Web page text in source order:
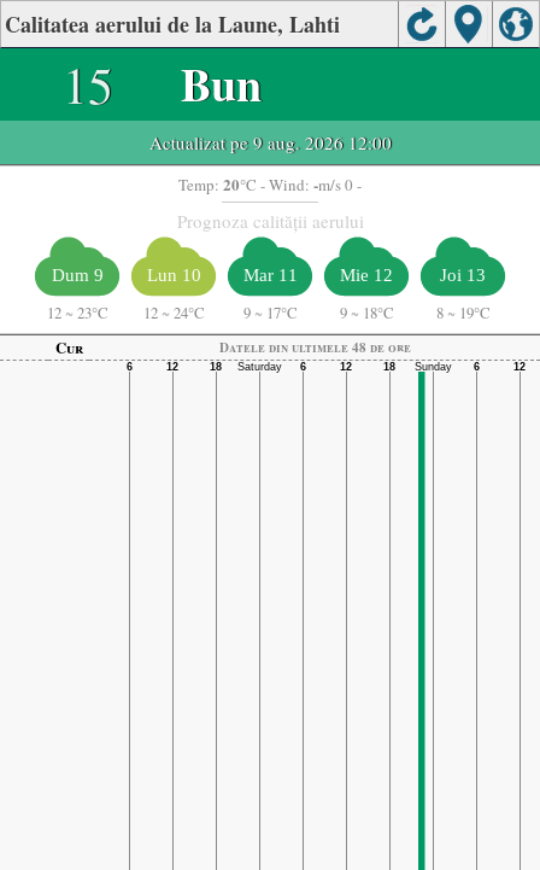
Calitatea aerului de la Laune, Lahti
15 Bun
Actualizat pe 9 aug. 2026 12:00
Temp: 20°C - Wind: -m/s 0 -
Prognoza calității aerului
Dum 9
12 ~ 23°C
Lun 10
12 ~ 24°C
Mar 11
9 ~ 17°C
Mie 12
9 ~ 18°C
Joi 13
8 ~ 19°C
Cur
Datele din ultimele 48 de ore